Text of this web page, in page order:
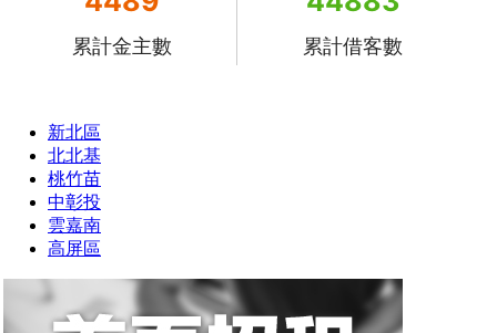
累計金主數 累計借客數